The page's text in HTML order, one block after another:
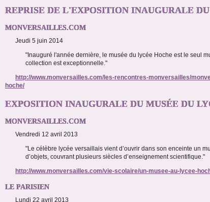
REPRISE DE L'EXPOSITION INAUGURALE
MONVERSAILLES.COM
Jeudi 5 juin 2014
"Inauguré l'année dernière, le musée du lycée Hoche est le seul
collection est exceptionnelle."
http://www.monversailles.com/les-rencontres-monversailles/
hoche/
EXPOSITION INAUGURALE DU MUSÉE DU
MONVERSAILLES.COM
Vendredi 12 avril 2013
"Le célèbre lycée versaillais vient d’ouvrir dans son enceinte un
d’objets, couvrant plusieurs siècles d’enseignement scientifique."
http://www.monversailles.com/vie-scolaire/un-musee-au-lycee-
LE PARISIEN
Lundi 22 avril 2013